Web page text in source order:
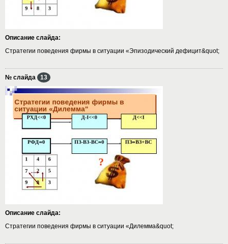
Описание слайда:
Стратегии поведения фирмы в ситуации «Эпизодический дефицит&quot;
№ слайда 13
Описание слайда:
Стратегии поведения фирмы в ситуации «Дилемма&quot;